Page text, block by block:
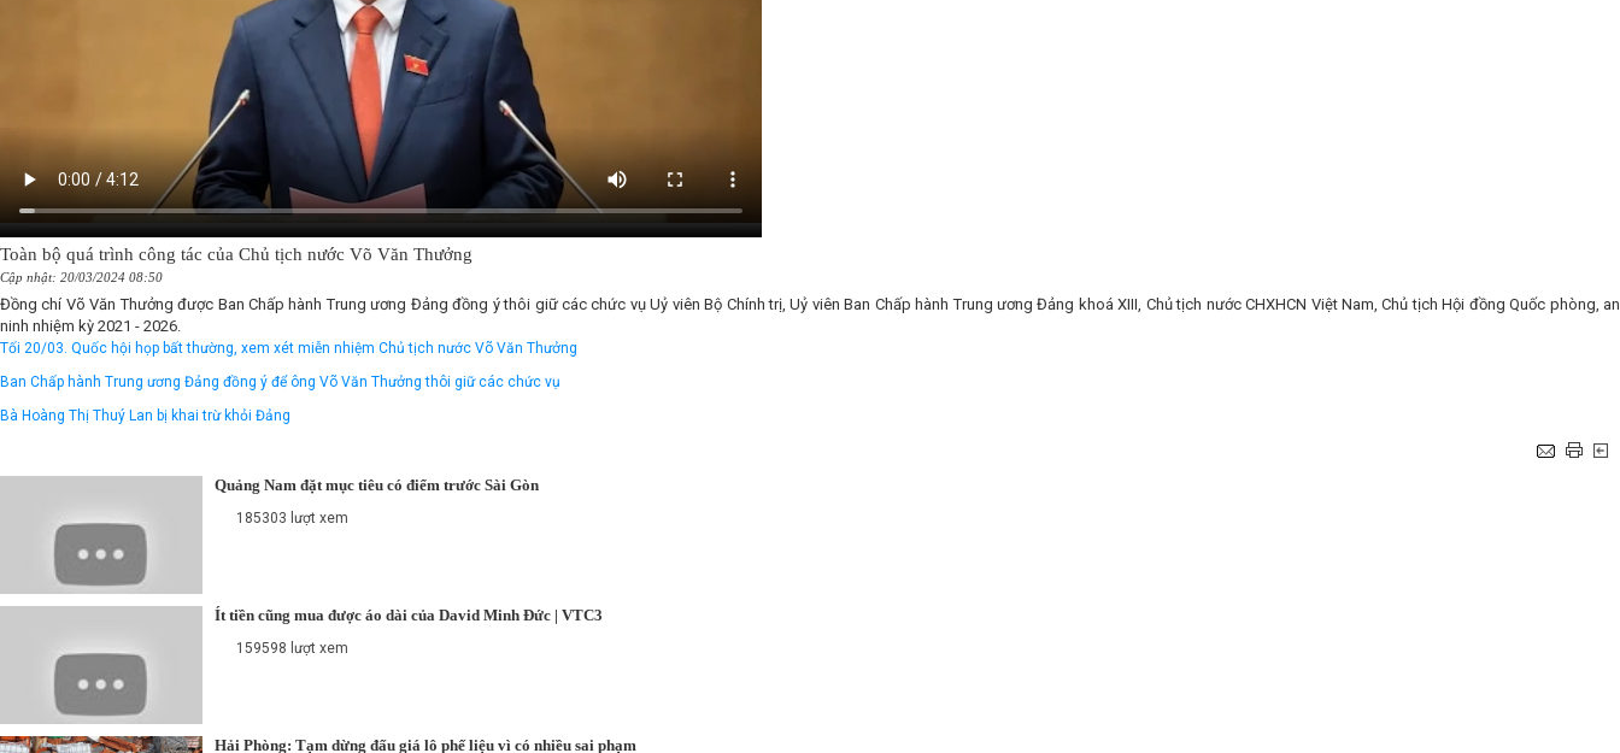
Toàn bộ quá trình công tác của Chủ tịch nước Võ Văn Thưởng
Cập nhật: 20/03/2024 08:50
Đồng chí Võ Văn Thưởng được Ban Chấp hành Trung ương Đảng đồng ý thôi giữ các chức vụ Uỷ viên Bộ Chính trị, Uỷ viên Ban Chấp hành Trung ương Đảng khoá XIII, Chủ tịch nước CHXHCN Việt Nam, Chủ tịch Hội đồng Quốc phòng, an
ninh nhiệm kỳ 2021 - 2026.
Tối 20/03. Quốc hội họp bất thường, xem xét miễn nhiệm Chủ tịch nước Võ Văn Thưởng
Ban Chấp hành Trung ương Đảng đồng ý để ông Võ Văn Thưởng thôi giữ các chức vụ
Bà Hoàng Thị Thuý Lan bị khai trừ khỏi Đảng
Quảng Nam đặt mục tiêu có điểm trước Sài Gòn
185303 lượt xem
Ít tiền cũng mua được áo dài của David Minh Đức | VTC3
159598 lượt xem
Hải Phòng: Tạm dừng đấu giá lô phế liệu vì có nhiều sai phạm